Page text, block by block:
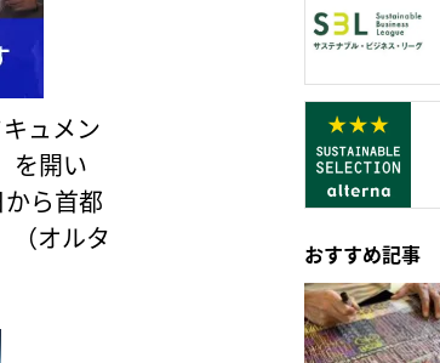
ュメン
を開い
ら首都
（オルタ
おすすめ記事